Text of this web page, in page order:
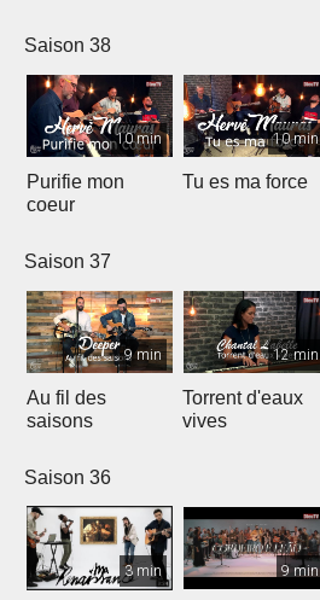
Saison 38
10 min
Purifie mon
coeur
10 min
Tu es ma force
Saison 37
9 min
Au fil des
saisons
12 min
Torrent d'eaux
vives
Saison 36
3 min 9 min